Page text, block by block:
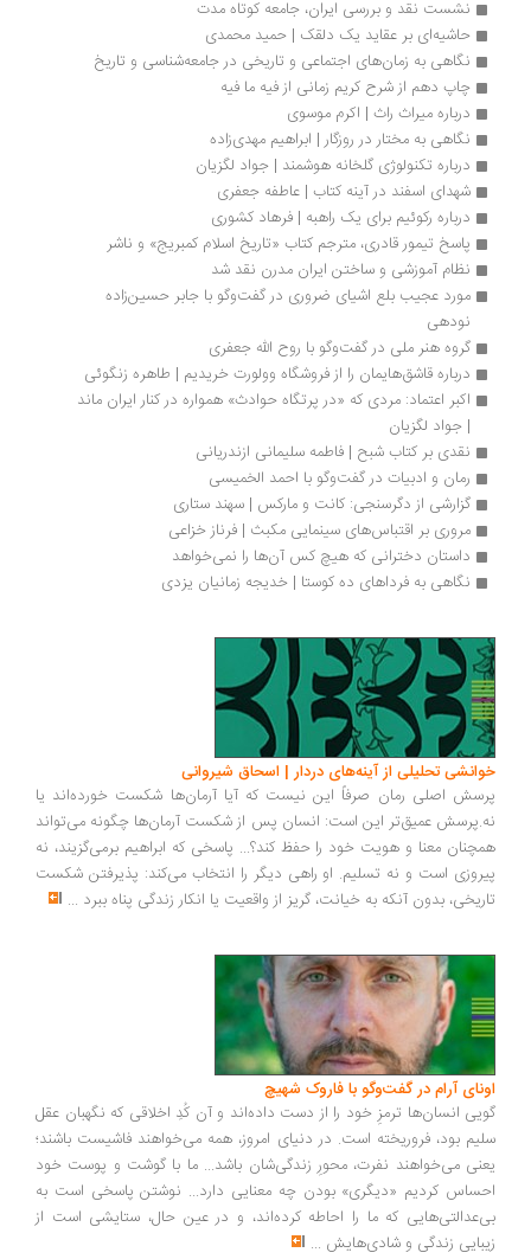
نشست نقد و بررسی ایران، جامعه کوتاه مدت
حاشیه‌ای بر عقاید یک دلقک | حمید محمدی
نگاهی به زمان‌های اجتماعی و تاریخی در جامعه‌شناسی و تاریخ
چاپ دهم از شرح کریم زمانی از فیه ما فیه
درباره میراث راث | اکرم موسوی
نگاهی به مختار در روزگار | ابراهیم مهدی‌زاده
درباره تکنولوژی گلخانه هوشمند | جواد لگزیان
شهدای اسفند در آینه کتاب | عاطفه جعفری
درباره رکوئیم برای یک راهبه | فرهاد کشوری
پاسخ تیمور قادری، مترجم کتاب «تاریخ اسلام کمبریج» و ناشر
نظام آموزشی و ساختن ایران مدرن نقد شد
مورد عجیب بلع اشیای ضروری در گفت‌وگو با جابر حسین‌زاده
گروه هنر ملی در گفت‌وگو با روح الله جعفری
درباره قاشق‌هایمان را از فروشگاه وولورت خریدیم | طاهره زنگوئی
اکبر اعتماد: مردی که «در پرتگاه حوادث» همواره در کنار ایران ماند
| جواد لگزیان
نقدی بر کتاب شبح | فاطمه سلیمانی ازندریانی
رمان و ادبیات در گفت‌وگو با احمد الخمیسی
گزارشی از دگرسنجی: کانت و مارکس | سهند ستاری
مروری بر اقتباس‌های سینمایی مکبث | فرناز خزاعی
داستان دخترانی که هیچ کس آن‌ها را نمی‌خواهد
نگاهی به فرداهای ده کوستا | خدیجه زمانیان یزدی
تحلیلی از آینه‌های دردار | اسحاق شیروانی
اصلی رمان صرفاً این نیست که آیا آرمان‌ها شکست خورده‌اند یا
عمیق‌تر این است: انسان پس از شکست آرمان‌ها چگونه می‌تواند
معنا و هویت خود را حفظ کند؟... پاسخی که ابراهیم برمی‌گزیند، نه
است و نه تسلیم. او راهی دیگر را انتخاب می‌کند: پذیرفتن شکست
بدون آنکه به خیانت، گریز از واقعیت یا انکار زندگی پناه ببرد...
آرام در گفت‌وگو با فاروک شهیچ‭
انسان‌ها ترمزِ خود را از دست داده‌اند و آن کُدِ اخلاقی که نگهبان عقل
بود، فروریخته است. در دنیای امروز، همه می‌خواهند فاشیست باشند؛
می‌خواهند نفرت، محورِ زندگی‌شان باشد... ما با گوشت و پوست خود
کردیم «دیگری» بودن چه معنایی دارد... نوشتن پاسخی است به
که ما را احاطه کرده‌اند، و در عین حال، ستایشی است از
زندگی و شادی‌هایش...